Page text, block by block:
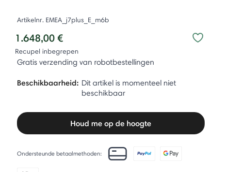
Artikelnr. EMEA_j7plus_E_m6b
1.648,00 €
Recupel inbegrepen
Gratis verzending van robotbestellingen
Beschikbaarheid: Dit artikel is momenteel niet
beschikbaar
Houd me op de hoogte
Ondersteunde betaalmethoden: